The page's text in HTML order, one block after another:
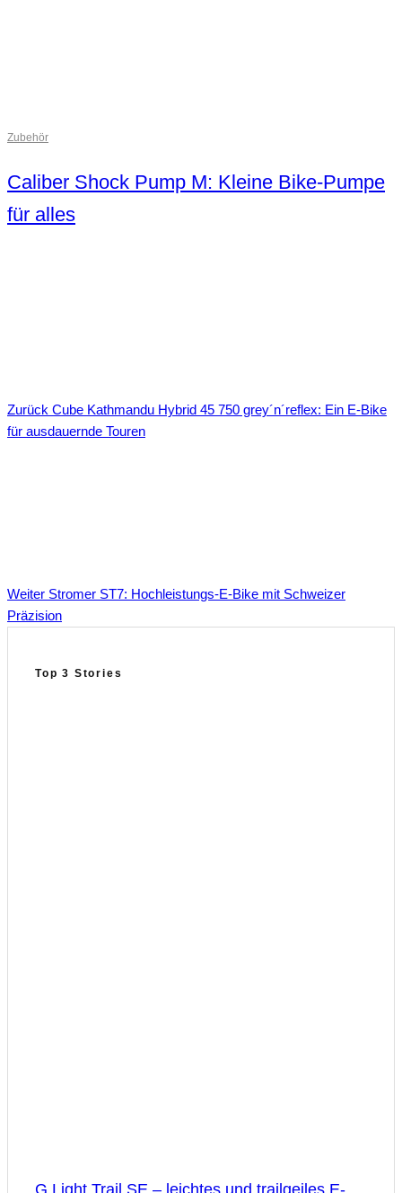
Zubehör
Caliber Shock Pump M: Kleine Bike-Pumpe
für alles
Zurück Cube Kathmandu Hybrid 45 750 grey´n´reflex: Ein E-Bike
für ausdauernde Touren
Weiter Stromer ST7: Hochleistungs-E-Bike mit Schweizer
Präzision
Top 3 Stories
G Light Trail SE – leichtes und trailgeiles E-